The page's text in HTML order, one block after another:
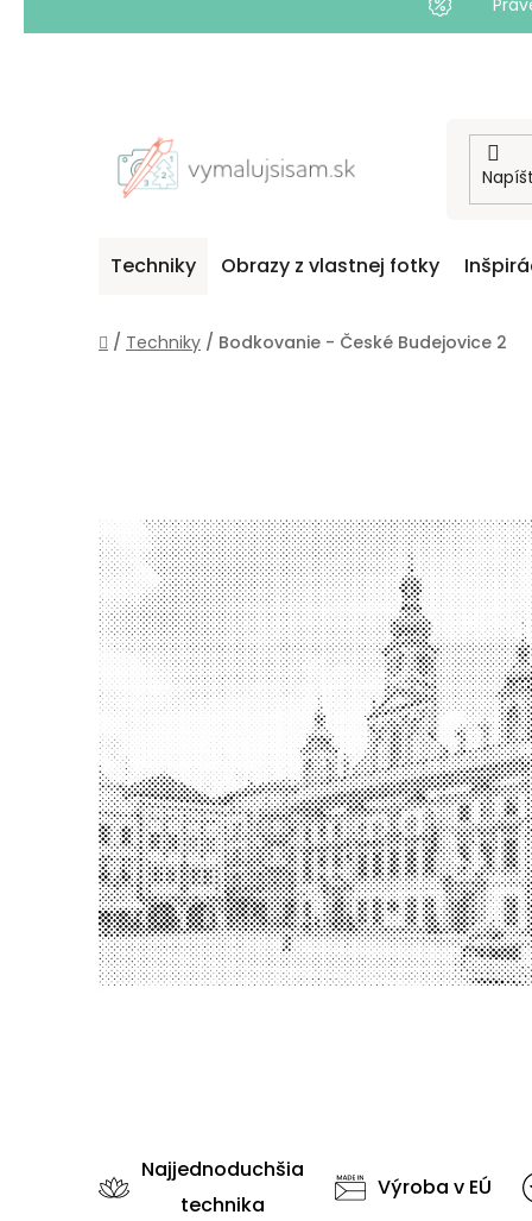
Techniky Obrazy z vlastnej fotky
Domov
/ Techniky / Bodkovanie - České Budejovice 2
Najjednoduchšia
technika
Výroba v EÚ